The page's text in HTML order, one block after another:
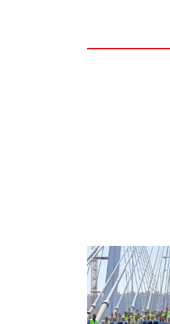
محور روض
مصر